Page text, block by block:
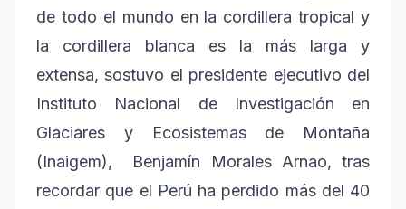
de todo el mundo en la cordillera tropical y
la cordillera blanca es la más larga y
extensa, sostuvo el presidente ejecutivo del
Instituto Nacional de Investigación en
Glaciares y Ecosistemas de Montaña
(Inaigem), Benjamín Morales Arnao, tras
recordar que el Perú ha perdido más del 40